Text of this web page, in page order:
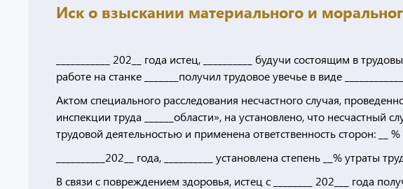
Иск о взыскании материального и
___________ 202__ года истец, __________ будучи состоящим в
работе на станке _______получил трудовое увечье в виде
Актом специального расследования несчастного случая,
инспекции труда ______области», на установлено, что несчастный
трудовой деятельностью и применена ответственность сторон: __ %
__________202__ года, __________ установлена степень __% утраты
В связи с повреждением здоровья, истец с ________ 202___ года